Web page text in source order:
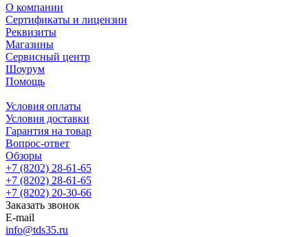
О компании
Сертификаты и лицензии
Реквизиты
Магазины
Сервисный центр
Шоурум
Помощь
Условия оплаты
Условия доставки
Гарантия на товар
Вопрос-ответ
Обзоры
+7 (8202) 28‑61-65
+7 (8202) 28‑61-65
+7 (8202) 20‑30-66
Заказать звонок
E-mail
info@tds35.ru